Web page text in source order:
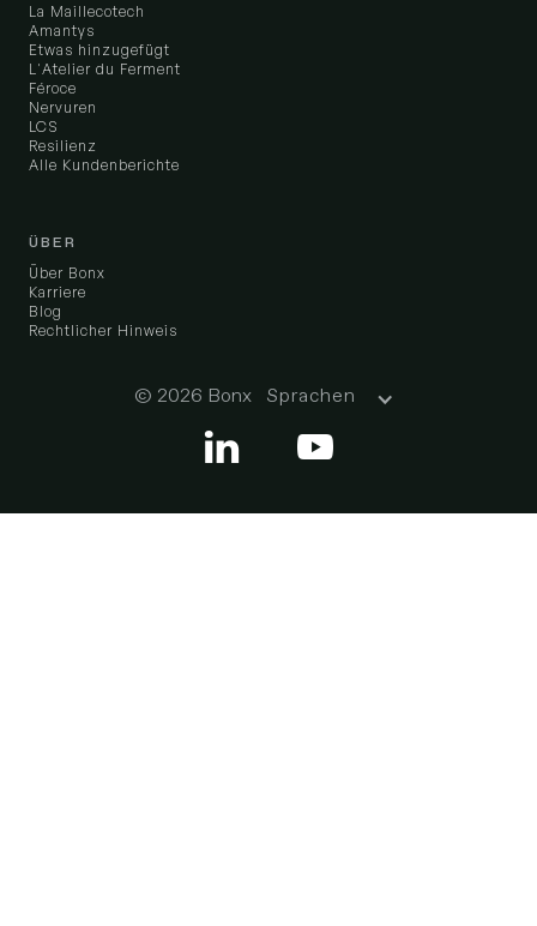
La Maillecotech
Amantys
Etwas hinzugefügt
L'Atelier du Ferment
Féroce
Nervuren
LCS
Resilienz
Alle Kundenberichte
ÜBER
Über Bonx
Karriere
Blog
Rechtlicher Hinweis
© 2026 Bonx Sprachen
 